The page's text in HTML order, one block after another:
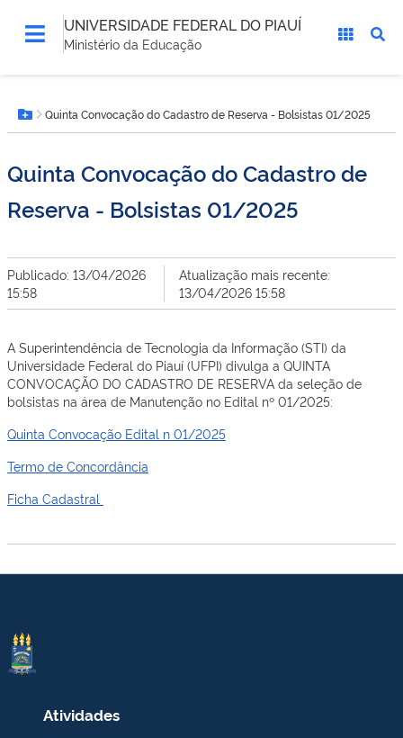
UNIVERSIDADE FEDERAL DO PIAUÍ
Ministério da Educação
está
aqui:Botão Menu
Quinta Convocação do Cadastro de Reserva - Bolsistas 01/2025
Quinta Convocação do Cadastro de
Reserva - Bolsistas 01/2025
Publicado: 13/04/2026
15:58
Atualização mais recente:
13/04/2026 15:58
A Superintendência de Tecnologia da Informação (STI) da
Universidade Federal do Piauí (UFPI) divulga a QUINTA
CONVOCAÇÃO DO CADASTRO DE RESERVA da seleção de
bolsistas na área de Manutenção no Edital nº 01/2025:
Quinta Convocação Edital n 01/2025
Termo de Concordância
Ficha Cadastral
Atividades